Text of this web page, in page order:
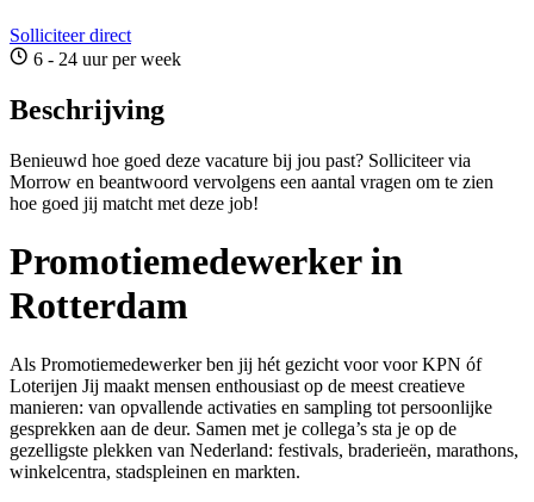
Solliciteer direct
6 - 24 uur per week
Beschrijving
Benieuwd hoe goed deze vacature bij jou past? Solliciteer via
Morrow en beantwoord vervolgens een aantal vragen om te zien
hoe goed jij matcht met deze job!
Promotiemedewerker in
Rotterdam
Als Promotiemedewerker ben jij hét gezicht voor voor KPN óf
Loterijen Jij maakt mensen enthousiast op de meest creatieve
manieren: van opvallende activaties en sampling tot persoonlijke
gesprekken aan de deur. Samen met je collega’s sta je op de
gezelligste plekken van Nederland: festivals, braderieën, marathons,
winkelcentra, stadspleinen en markten.